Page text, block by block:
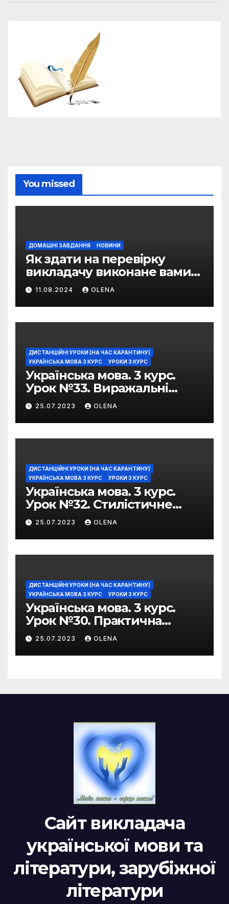
You missed
ДОМАШНІ ЗАВДАННЯ НОВИНИ
Як здати на перевірку
викладачу виконане вами
домашнє завдання
11.08.2024 OLENA
ДИСТАНЦІЙНІ УРОКИ (НА ЧАС КАРАНТИНУ)
УКРАЇНСЬКА МОВА 3 КУРС
УРОКИ 3 КУРС
Українська мова. 3 курс.
Урок №33. Виражальні
можливості фразеологізмів
25.07.2023 OLENA
ДИСТАНЦІЙНІ УРОКИ (НА ЧАС КАРАНТИНУ)
УКРАЇНСЬКА МОВА 3 КУРС
УРОКИ 3 КУРС
Українська мова. 3 курс.
Урок №32. Стилістичне
забарвлення
фразеологізмів
25.07.2023 OLENA
ДИСТАНЦІЙНІ УРОКИ (НА ЧАС КАРАНТИНУ)
УКРАЇНСЬКА МОВА 3 КУРС
УРОКИ 3 КУРС
Українська мова. 3 курс.
Урок №30. Практична
риторика. Оцінювальні
жанри. Характеристика
25.07.2023 OLENA
Сайт викладача
української мови та
літератури, зарубіжної
літератури